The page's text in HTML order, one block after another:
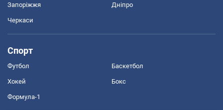
Запоріжжя Дніпро
Черкаси
Спорт
Футбол Баскетбол
Хокей Бокс
Формула-1